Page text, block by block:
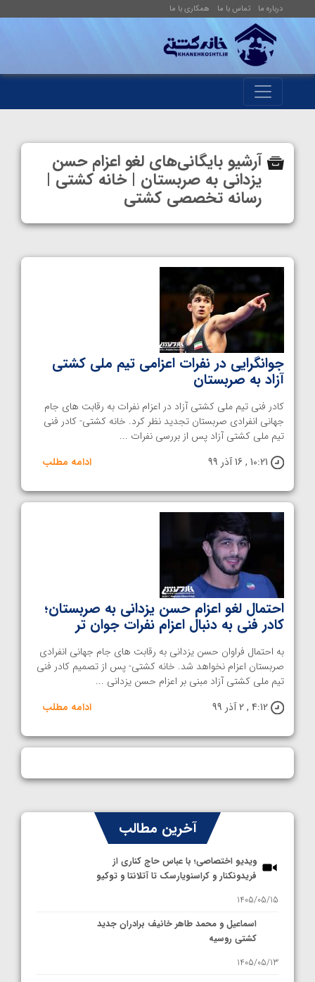
درباره ما تماس با ما همکاری با ما
آرشیو بایگانی‌های لغو اعزام حسن
یزدانی به صربستان | خانه کشتی |
رسانه تخصصی کشتی
جوانگرایی در نفرات اعزامی تیم ملی کشتی
آزاد به صربستان
کادر فنی تیم ملی کشتی آزاد در اعزام نفرات به رقابت های جام
جهانی انفرادی صربستان تجدید نظر کرد. خانه کشتی- کادر فنی
تیم ملی کشتی آزاد پس از بررسی نفرات ...
10:21 , 16 آذر 99
ادامه مطلب
احتمال لغو اعزام حسن یزدانی به صربستان؛
کادر فنی به دنبال اعزام نفرات جوان تر
به احتمال فراوان حسن یزدانی به رقابت های جام جهانی انفرادی
صربستان اعزام نخواهد شد. خانه کشتی- پس از تصمیم کادر فنی
تیم ملی کشتی آزاد مبنی بر اعزام حسن یزدانی ...
4:12 , 2 آذر 99
ادامه مطلب
آخرین مطالب
ویدیو اختصاصی؛ با عباس حاج کناری از
فریدونکنار و کراسنویارسک تا آتلانتا و توکیو
1405/05/15
اسماعیل و محمد طاهر خانیف برادران جدید
کشتی روسیه
1405/05/13